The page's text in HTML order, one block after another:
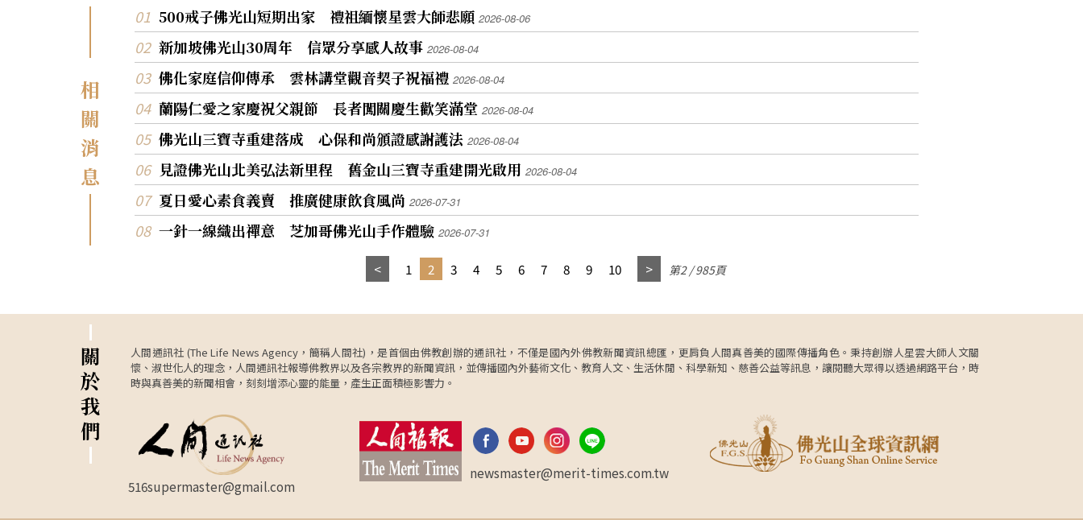
相
關
消
息
500戒子佛光山短期出家 禮祖緬懷星雲大師悲願 2026-08-06
新加坡佛光山30周年 信眾分享感人故事 2026-08-04
佛化家庭信仰傳承 雲林講堂觀音契子祝福禮 2026-08-04
蘭陽仁愛之家慶祝父親節 長者闖關慶生歡笑滿堂 2026-08-04
佛光山三寶寺重建落成 心保和尚頒證感謝護法 2026-08-04
見證佛光山北美弘法新里程 舊金山三寶寺重建開光啟用 2026-08-04
夏日愛心素食義賣 推廣健康飲食風尚 2026-07-31
一針一線織出禪意 芝加哥佛光山手作體驗 2026-07-31
1 2 3 4 5 6 7 8 9 10 第2 / 985頁
關
於
我
們
人間通訊社 (The Life News Agency，簡稱人間社)，是首個由佛教創辦的通訊社，不僅是國內外佛教新聞資訊總匯，更肩負人間真善美的國際傳播角色。秉持創辦人星雲大師人文關
懷、淑世化人的理念，人間通訊社報導佛教界以及各宗教界的新聞資訊，並傳播國內外藝術文化、教育人文、生活休閒、科學新知、慈善公益等訊息，讓閱聽大眾得以透過網路平台，時
時與真善美的新聞相會，刻刻增添心靈的能量，產生正面積極影響力。
516supermaster@gmail.com
newsmaster@merit-times.com.tw